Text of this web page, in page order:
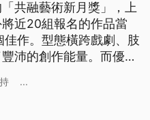
共融藝術新月獎」，上
近20組報名的作品當
作。型態橫跨戲劇、肢
沛的創作能量。而優選
...